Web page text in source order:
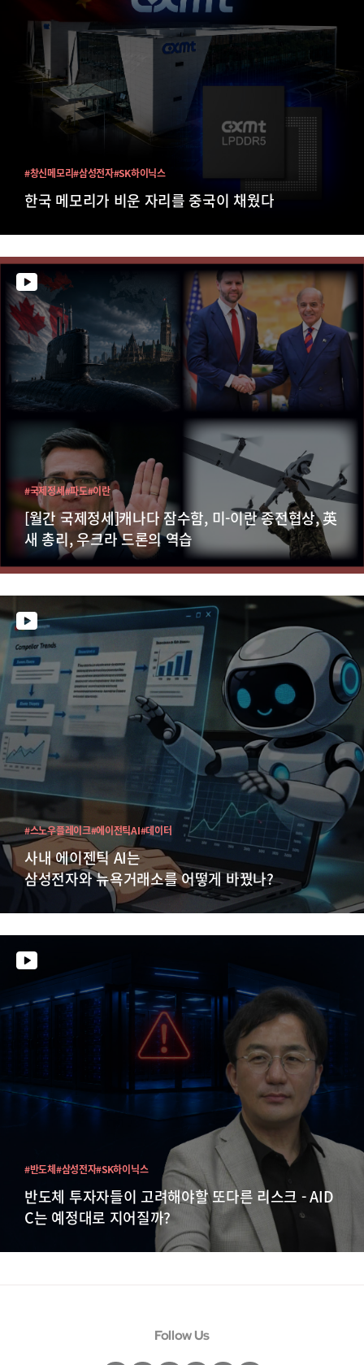
한국 메모리가 비운 자리를 중국이 채웠다
#창신메모리#삼성전자#SK하이닉스
[월간 국제정세]캐나다 잠수함, 미-이란 종전협상, 英
새 총리, 우크라 드론의 역습
#국제정세#파도#이란
사내 에이젠틱 AI는
삼성전자와 뉴욕거래소를 어떻게 바꿨나?
#스노우플레이크#에이전틱AI#데이터
반도체 투자자들이 고려해야할 또다른 리스크 - AID
C는 예정대로 지어질까?
#반도체#삼성전자#SK하이닉스
Follow Us